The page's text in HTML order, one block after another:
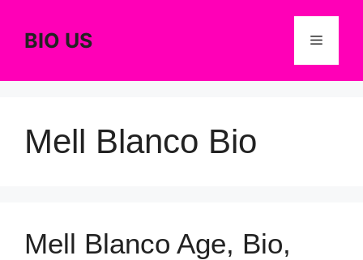
contentBIO US Menu
Mell Blanco Bio
Mell Blanco Age, Bio,